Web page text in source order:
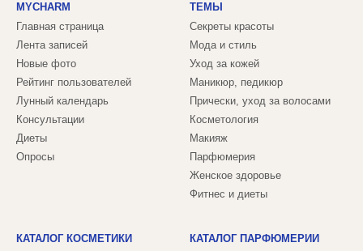
MYCHARM
Главная страница
Лента записей
Новые фото
Рейтинг пользователей
Лунный календарь
Консультации
Диеты
Опросы
ТЕМЫ
Секреты красоты
Мода и стиль
Уход за кожей
Маникюр, педикюр
Прически, уход за волосами
Косметология
Макияж
Парфюмерия
Женское здоровье
Фитнес и диеты
КАТАЛОГ КОСМЕТИКИ КАТАЛОГ ПАРФЮМЕРИИ